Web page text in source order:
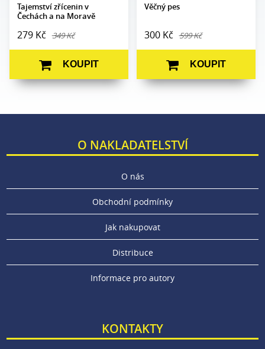
Tajemství zřícenin v
Čechách a na Moravě
279 Kč 349 Kč
KOUPIT
Věčný pes
300 Kč 599 Kč
KOUPIT
O NAKLADATELSTVÍ
O nás
Obchodní podmínky
Jak nakupovat
Distribuce
Informace pro autory
KONTAKTY